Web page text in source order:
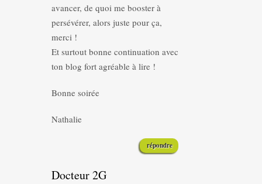
avancer, de quoi me booster à
persévérer, alors juste pour ça,
merci !
Et surtout bonne continuation avec
ton blog fort agréable à lire !
Bonne soirée
Nathalie
répondre
Docteur 2G